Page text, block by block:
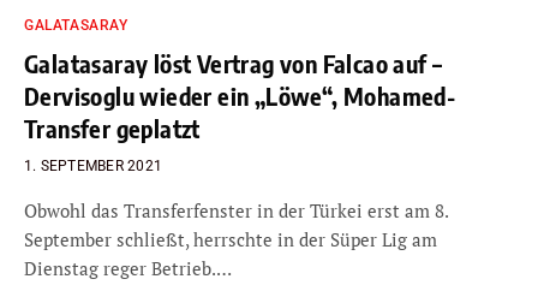
GALATASARAY
Galatasaray löst Vertrag von Falcao auf –
Dervisoglu wieder ein „Löwe“, Mohamed-
Transfer geplatzt
1. SEPTEMBER 2021
Obwohl das Transferfenster in der Türkei erst am 8.
September schließt, herrschte in der Süper Lig am
Dienstag reger Betrieb.…